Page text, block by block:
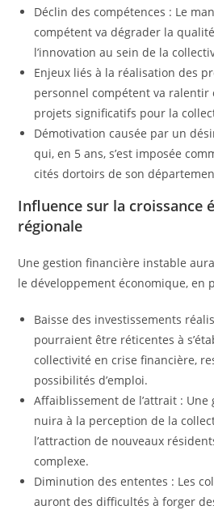
Déclin des compétences : Le
compétent va dégrader la
l’innovation au sein de la
Enjeux liés à la réalisation des
personnel compétent va
projets significatifs pour la
Démotivation causée par un
qui, en 5 ans, s’est imposée
cités dortoirs de son
Influence sur la croissance
régionale
Une gestion financière instable
le développement économique, en
Baisse des investissements
pourraient être réticentes à
collectivité en crise financière,
possibilités d’emploi.
Affaiblissement de l’attrait :
nuira à la perception de la
l’attraction de nouveaux
complexe.
Diminution des ententes : Les
auront des difficultés à forger